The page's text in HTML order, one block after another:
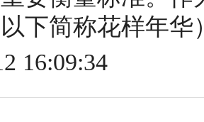
下简称花样年
16:09:34